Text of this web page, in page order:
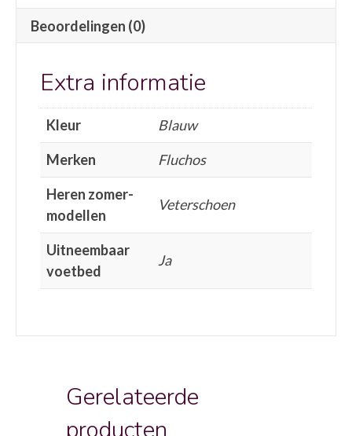
Beoordelingen (0)
Extra informatie
Kleur
Blauw
Merken
Fluchos
Heren zomer-
modellen
Veterschoen
Uitneembaar
voetbed
Ja
Gerelateerde